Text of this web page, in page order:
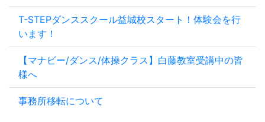
T-STEPダンススクール益城校スタート！体験会を行
います！
【マナビー/ダンス/体操クラス】白藤教室受講中の皆
様へ
事務所移転について